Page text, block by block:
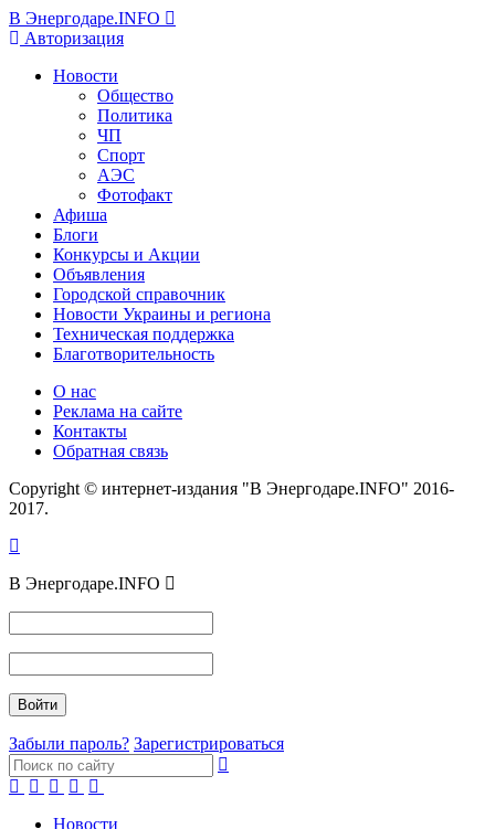
В Энергодаре.INFO
Авторизация
Новости
Общество
Политика
ЧП
Спорт
АЭС
Фотофакт
Афиша
Блоги
Конкурсы и Акции
Объявления
Городской справочник
Новости Украины и региона
Техническая поддержка
Благотворительность
О нас
Реклама на сайте
Контакты
Обратная связь
Copyright © интернет-издания "В Энергодаре.INFO" 2016-
2017.
В Энергодаре.INFO
Забыли пароль? Зарегистрироваться
Новости